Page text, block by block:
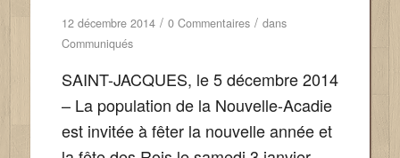
12 décembre 2014 / 0 Commentaires / dans
Communiqués
SAINT-JACQUES, le 5 décembre 2014
– La population de la Nouvelle-Acadie
est invitée à fêter la nouvelle année et